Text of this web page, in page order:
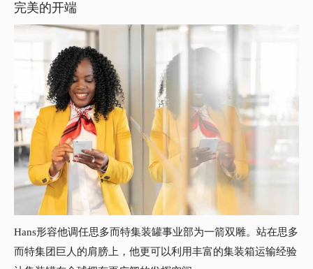
完美的开端
Hans形容他调任思多而特集装罐事业部为一箭双雕。站在思多
而特集团巨人的肩膀上，他更可以利用丰富的集装箱运输经验